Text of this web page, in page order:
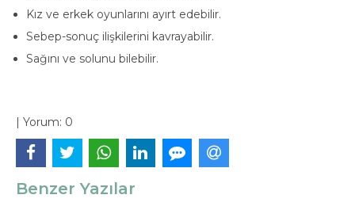
Kız ve erkek oyunlarını ayırt edebilir.
Sebep-sonuç ilişkilerini kavrayabilir.
Sağını ve solunu bilebilir.
| Yorum: 0
Benzer Yazılar